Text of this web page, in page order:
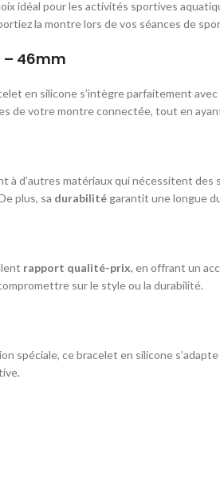
idéal pour les activités sportives
la montre lors de vos séances de
– 46mm
en silicone s’intègre parfaitement
de votre montre connectée, tout en
à d’autres matériaux qui nécessitent
plus, sa durabilité garantit une longue
rapport qualité-prix, en offrant un
sur le style ou la durabilité.
spéciale, ce bracelet en silicone